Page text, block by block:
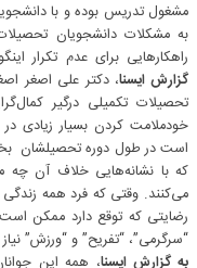
مشغول تدریس بوده و با
به مشکلات دانشجویان
راهکارهایی برای عدم تکرار
گزارش ایسنا، دکتر علی اصغر
تحصیلات تکمیلی درگیر
خودملامت کردن بسیار زیادی
است در طول دوره‌ تحصیلشان
که با نشانه‌هایی خلاف آن چه
می‌کنند. وقتی که فرد همه‌
رضایتی که توقع دارد ممکن
“سرگرمی”، “تفریح” و “ورزش” نیاز
به گزارش ایسنا، همه این